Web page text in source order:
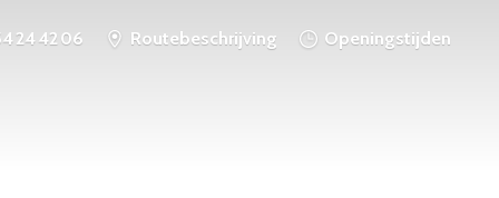
24 42 06 Routebeschrijving Openingstijden